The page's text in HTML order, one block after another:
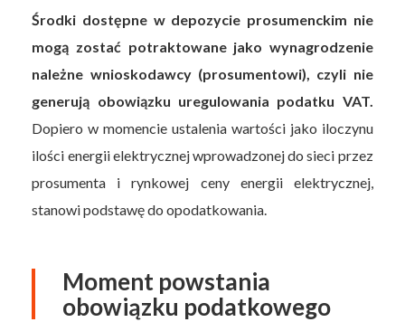
Środki dostępne w depozycie prosumenckim nie
mogą zostać potraktowane jako wynagrodzenie
należne wnioskodawcy (prosumentowi), czyli nie
generują obowiązku uregulowania podatku VAT.
Dopiero w momencie ustalenia wartości jako iloczynu
ilości energii elektrycznej wprowadzonej do sieci przez
prosumenta i rynkowej ceny energii elektrycznej,
stanowi podstawę do opodatkowania.
Moment powstania
obowiązku podatkowego